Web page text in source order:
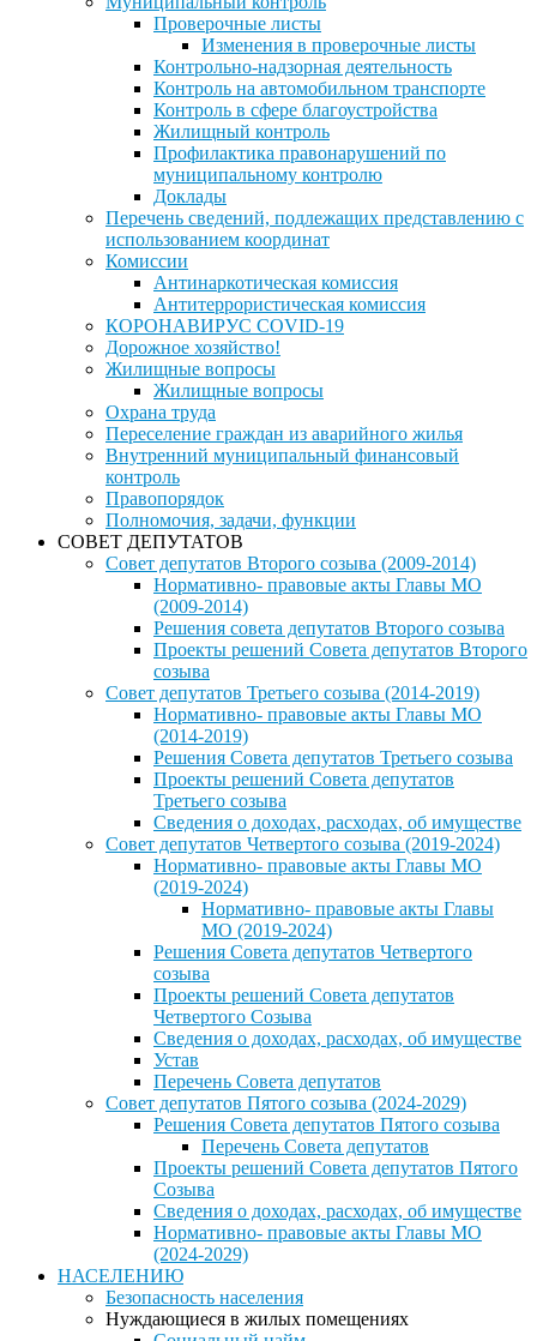
Проверочные листы
Изменения в проверочные листы
Контрольно-надзорная деятельность
Контроль на автомобильном транспорте
Контроль в сфере благоустройства
Жилищный контроль
Профилактика правонарушений по
муниципальному контролю
Доклады
Перечень сведений, подлежащих представлению с
использованием координат
Комиссии
Антинаркотическая комиссия
Антитеррористическая комиссия
КОРОНАВИРУС COVID-19
Дорожное хозяйство!
Жилищные вопросы
Жилищные вопросы
Охрана труда
Переселение граждан из аварийного жилья
Внутренний муниципальный финансовый
контроль
Правопорядок
Полномочия, задачи, функции
СОВЕТ ДЕПУТАТОВ
Совет депутатов Второго созыва (2009-2014)
Нормативно- правовые акты Главы МО
(2009-2014)
Решения совета депутатов Второго созыва
Проекты решений Совета депутатов Второго
созыва
Совет депутатов Третьего созыва (2014-2019)
Нормативно- правовые акты Главы МО
(2014-2019)
Решения Совета депутатов Третьего созыва
Проекты решений Совета депутатов
Третьего созыва
Сведения о доходах, расходах, об имуществе
Совет депутатов Четвертого созыва (2019-2024)
Нормативно- правовые акты Главы МО
(2019-2024)
Нормативно- правовые акты Главы
МО (2019-2024)
Решения Совета депутатов Четвертого
созыва
Проекты решений Совета депутатов
Четвертого Созыва
Сведения о доходах, расходах, об имуществе
Устав
Перечень Совета депутатов
Совет депутатов Пятого созыва (2024-2029)
Решения Совета депутатов Пятого созыва
Перечень Совета депутатов
Проекты решений Совета депутатов Пятого
Созыва
Сведения о доходах, расходах, об имуществе
Нормативно- правовые акты Главы МО
(2024-2029)
НАСЕЛЕНИЮ
Безопасность населения
Нуждающиеся в жилых помещениях